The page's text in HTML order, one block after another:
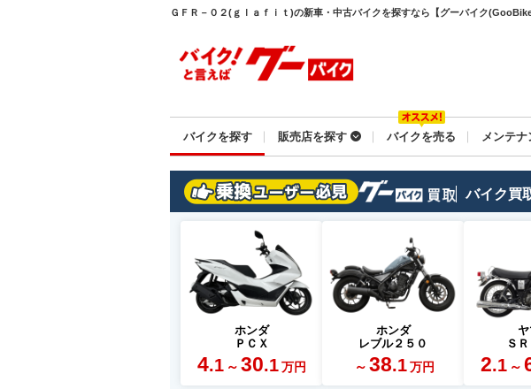
ＧＦＲ－０２(ｇｌａｆｉｔ)の新車・中古バイクを探すなら【グーバイク
バイクを探す 販売店を探す バイクを売る メンテナ
バイク買
ホンダ
ＰＣＸ
4.1 ～ 30.1 万円
ホンダ
レブル２５０
～ 38.1 万円
Ｓ
2.1 ～